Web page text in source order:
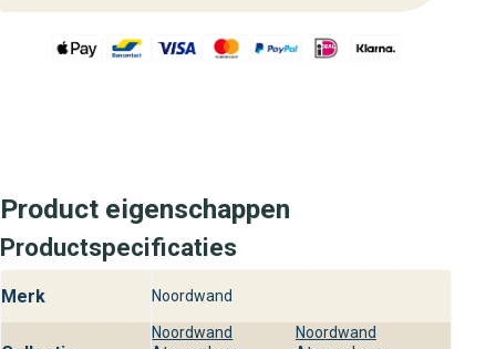
Product eigenschappen
Productspecificaties
Merk Noordwand
Noordwand
Noordwand